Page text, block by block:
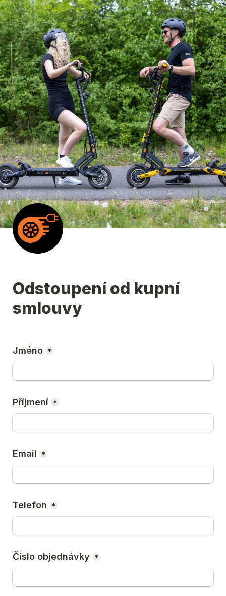
Odstoupení od kupní
smlouvy
Jméno *
Příjmení *
Email *
Telefon *
Číslo objednávky *